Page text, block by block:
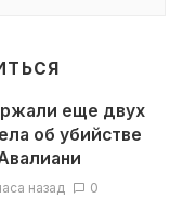
еще двух
об убийстве
назад 0